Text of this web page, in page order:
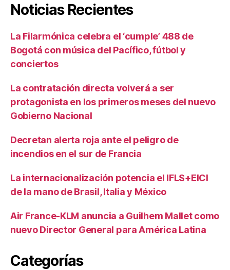
Noticias Recientes
La Filarmónica celebra el ‘cumple’ 488 de
Bogotá con música del Pacífico, fútbol y
conciertos
La contratación directa volverá a ser
protagonista en los primeros meses del nuevo
Gobierno Nacional
Decretan alerta roja ante el peligro de
incendios en el sur de Francia
La internacionalización potencia el IFLS+EICI
de la mano de Brasil, Italia y México
Air France-KLM anuncia a Guilhem Mallet como
nuevo Director General para América Latina
Categorías